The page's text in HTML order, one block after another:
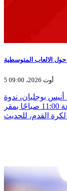
الالعاب المتوسطية
5 أوت 2026، 09:00
الوطني لأقل من 21 سنة، أنيس بوجلبان، ندوة
صحفية اليوم الأربعاء 5 أوت 2026 على الساعة 11:00 صباحًا بمقر